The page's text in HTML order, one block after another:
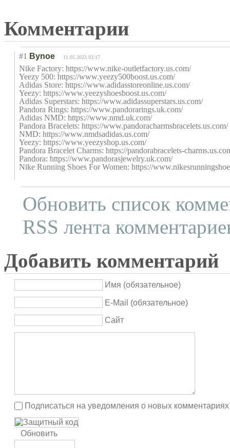
Комментарии
#1 Bynoe 11.05.2023 03:17
Nike Factory: https://www.nike-outletfactory.us.com/
Yeezy 500: https://www.yeezy500boost.us.com/
Adidas Store: https://www.adidasstoreonline.us.com/
Yeezy: https://www.yeezyshoesboost.us.com/
Adidas Superstars: https://www.adidassuperstars.us.com/
Pandora Rings: https://www.pandorarings.uk.com/
Adidas NMD: https://www.nmd.uk.com/
Pandora Bracelets: https://www.pandoracharmsbracelets.us.com/
NMD: https://www.nmdsadidas.us.com/
Yeezy: https://www.yeezyshop.us.com/
Pandora Bracelet Charms: https://pandorabracelets-
Pandora: https://www.pandorasjewelry.uk.com/
Nike Running Shoes For Women: https://
Обновить список
RSS лента
Добавить комментарий
Имя (обязательное)
E-Mail (обязательное)
Сайт
Подписаться на уведомления о новых комментариях
Обновить